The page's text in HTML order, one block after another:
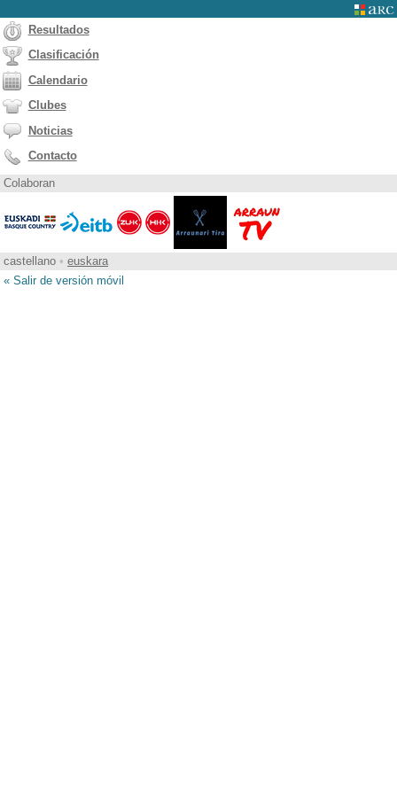
Resultados
Clasificación
Calendario
Clubes
Noticias
Contacto
Colaboran
castellano • euskara
« Salir de versión móvil